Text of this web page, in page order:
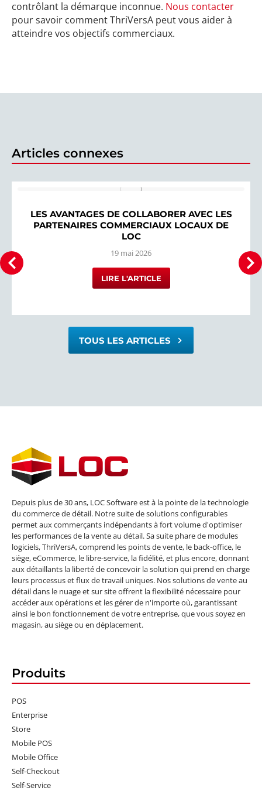
contrôlant la démarque inconnue. Nous contacter
pour savoir comment ThriVersA peut vous aider à
atteindre vos objectifs commerciaux.
Articles connexes
LES AVANTAGES DE COLLABORER AVEC LES
PARTENAIRES COMMERCIAUX LOCAUX DE
LOC
19 mai 2026
LIRE L'ARTICLE
TOUS LES ARTICLES
Depuis plus de 30 ans, LOC Software est à la pointe de la technologie
du commerce de détail. Notre suite de solutions configurables
permet aux commerçants indépendants à fort volume d'optimiser
les performances de la vente au détail. Sa suite phare de modules
logiciels, ThriVersA, comprend les points de vente, le back-office, le
siège, eCommerce, le libre-service, la fidélité, et plus encore, donnant
aux détaillants la liberté de concevoir la solution qui prend en charge
leurs processus et flux de travail uniques. Nos solutions de vente au
détail dans le nuage et sur site offrent la flexibilité nécessaire pour
accéder aux opérations et les gérer de n'importe où, garantissant
ainsi le bon fonctionnement de votre entreprise, que vous soyez en
magasin, au siège ou en déplacement.
Produits
POS
Enterprise
Store
Mobile POS
Mobile Office
Self-Checkout
Self-Service